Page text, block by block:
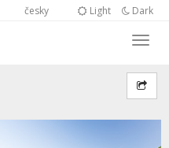
česky Light Dark